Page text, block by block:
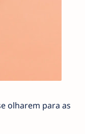
olharem para as